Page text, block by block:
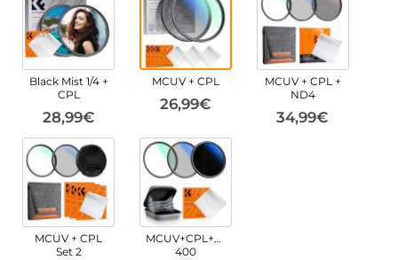
Black Mist 1/4 +
CPL
28,99€
MCUV + CPL
26,99€
MCUV + CPL +
ND4
34,99€
MCUV + CPL
Set 2
MCUV+CPL+ND2-
400